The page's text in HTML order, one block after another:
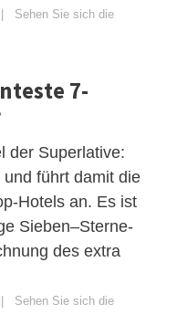
Sehen Sie sich die
7-
der Superlative:
führt damit die
Hotels an. Es ist
Sieben–Sterne-
des extra
Sehen Sie sich die